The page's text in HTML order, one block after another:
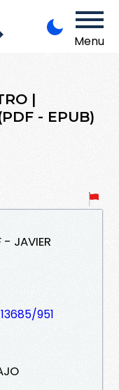
Menu
|
- EPUB)
JAVIER
951